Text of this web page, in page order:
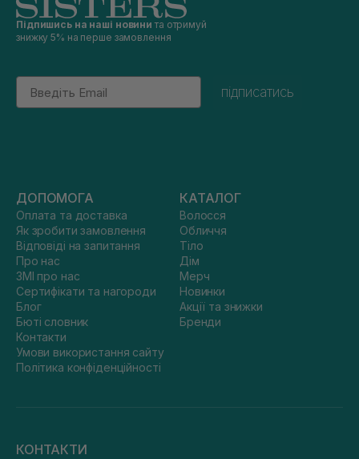
Підпишись на наші новини та отримуй
знижку 5% на перше замовлення
Email
підписатись
ДОПОМОГА
Оплата та доставка
Як зробити замовлення
Відповіді на запитання
Про нас
ЗМІ про нас
Сертифікати та нагороди
Блог
Бюті словник
Контакти
Умови використання сайту
Політика конфіденційності
КАТАЛОГ
Волосся
Обличчя
Тіло
Дім
Мерч
Новинки
Акції та знижки
Бренди
КОНТАКТИ